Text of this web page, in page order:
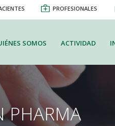
PROFESIONALES
SOMOS ACTIVIDAD
PHARMA